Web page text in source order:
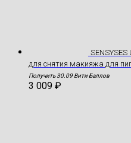
для снятия макияжа для
Получить 30.09 Вити Баллов
3 009 ₽